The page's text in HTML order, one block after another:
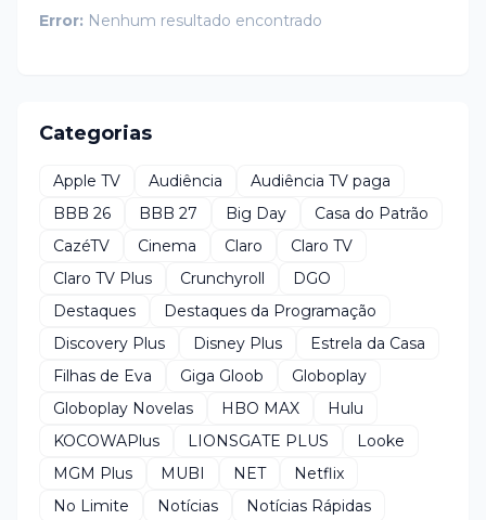
Error: Nenhum resultado encontrado
Categorias
Apple TV Audiência
Audiência TV paga
BBB 26
BBB 27 Big Day
Casa do Patrão
CazéTV
Cinema Claro
Claro TV
Claro TV Plus
Crunchyroll
DGO
Destaques
Destaques da Programação
Discovery Plus
Disney Plus
Estrela da Casa
Filhas de Eva
Giga Gloob
Globoplay
Globoplay Novelas
HBO MAX
Hulu
KOCOWAPlus
LIONSGATE PLUS
Looke
MGM Plus
MUBI NET
Netflix
No Limite
Notícias
Notícias Rápidas